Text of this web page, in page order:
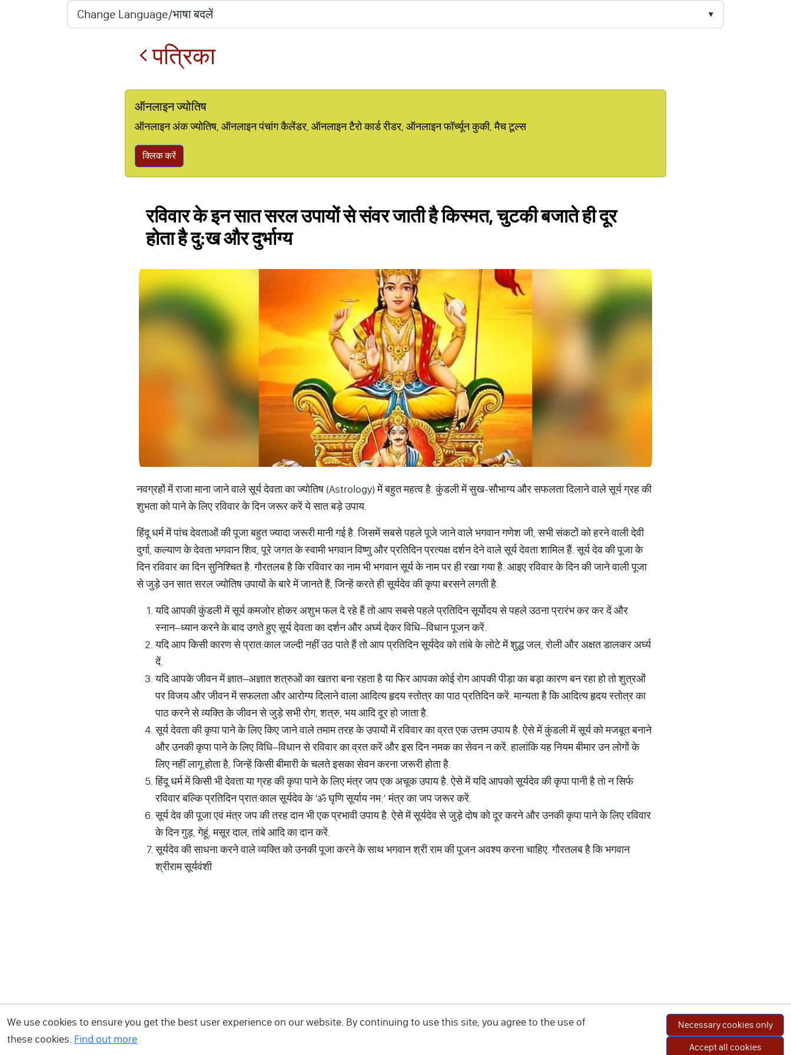
पत्रिका
ऑनलाइन ज्योतिष
ऑनलाइन अंक ज्योतिष, ऑनलाइन पंचांग कैलेंडर, ऑनलाइन टैरो कार्ड रीडर, ऑनलाइन फॉर्च्यून कुकी, मैच टूल्स
क्लिक करें
रविवार के इन सात सरल उपायों से संवर जाती है किस्मत, चुटकी बजाते ही दूर
होता है दु:ख और दुर्भाग्य
नवग्रहों में राजा माना जाने वाले सूर्य देवता का ज्योतिष (Astrology) में बहुत महत्व है. कुंडली में सुख-सौभाग्य और सफलता दिलाने वाले सूर्य ग्रह की
शुभता को पाने के लिए रविवार के दिन जरूर करें ये सात बड़े उपाय.
हिंदू धर्म में पांच देवताओं की पूजा बहुत ज्यादा जरूरी मानी गई है. जिसमें सबसे पहले पूजे जाने वाले भगवान गणेश जी, सभी संकटों को हरने वाली देवी
दुर्गा, कल्याण के देवता भगवान शिव, पूरे जगत के स्वामी भगवान विष्णु और प्रतिदिन प्रत्यक्ष दर्शन देने वाले सूर्य देवता शामिल हैं. सूर्य देव की पूजा के
दिन रविवार का दिन सुनिश्चित है. गौरतलब है कि रविवार का नाम भी भगवान सूर्य के नाम पर ही रखा गया है. आइए रविवार के दिन की जाने वाली पूजा
से जुड़े उन सात सरल ज्योतिष उपायों के बारे में जानते हैं, जिन्हें करते ही सूर्यदेव की कृपा बरसने लगती है.
यदि आपकी कुंडली में सूर्य कमजोर होकर अशुभ फल दे रहे हैं तो आप सबसे पहले प्रतिदिन सूर्योदय से पहले उठना प्रारंभ कर कर दें और
स्नान–ध्यान करने के बाद उगते हुए सूर्य देवता का दर्शन और अर्घ्य देकर विधि–विधान पूजन करें.
यदि आप किसी कारण से प्रात:काल जल्दी नहीं उठ पाते हैं तो आप प्रतिदिन सूर्यदेव को तांबे के लोटे में शुद्ध जल, रोली और अक्षत डालकर अर्घ्य
दें.
यदि आपके जीवन में ज्ञात–अज्ञात शत्रुओं का खतरा बना रहता है या फिर आपका कोई रोग आपकी पीड़ा का बड़ा कारण बन रहा हो तो शुत्रओं
पर विजय और जीवन में सफलता और आरोग्य दिलाने वाला आदित्य हृदय स्तोत्र का पाठ प्रतिदिन करें. मान्यता है कि आदित्य हृदय स्तोत्र का
पाठ करने से व्यक्ति के जीवन से जुड़े सभी रोग, शत्रु, भय आदि दूर हो जाता है.
सूर्य देवता की कृपा पाने के लिए किए जाने वाले तमाम तरह के उपायों में रविवार का व्रत एक उत्तम उपाय है. ऐसे में कुंडली में सूर्य को मजबूत बनाने
और उनकी कृपा पाने के लिए विधि–विधान से रविवार का व्रत करें और इस दिन नमक का सेवन न करें. हालांकि यह नियम बीमार उन लोगों के
लिए नहीं लागू होता है, जिन्हें किसी बीमारी के चलते इसका सेवन करना जरूरी होता है.
हिंदू धर्म में किसी भी देवता या ग्रह की कृपा पाने के लिए मंत्र जप एक अचूक उपाय है. ऐसे में यदि आपको सूर्यदेव की कृपा पानी है तो न सिर्फ
रविवार बल्कि प्रतिदिन प्रात:काल सूर्यदेव के ‘ॐ घृणि सूर्याय नम:’ मंत्र का जप जरूर करें.
सूर्य देव की पूजा एवं मंत्र जप की तरह दान भी एक प्रभावी उपाय है. ऐसे में सूर्यदेव से जुड़े दोष को दूर करने और उनकी कृपा पाने के लिए रविवार
के दिन गुड़, गेहूं, मसूर दाल, तांबे आदि का दान करें.
सूर्यदेव की साधना करने वाले व्यक्ति को उनकी पूजा करने के साथ भगवान श्री राम की पूजन अवश्य करना चाहिए. गौरतलब है कि भगवान
श्रीराम सूर्यवंशी
We use cookies to ensure you get the best user experience on our website. By continuing to use this site, you agree to the use of
these cookies. Find out more
Necessary cookies only
Accept all cookies